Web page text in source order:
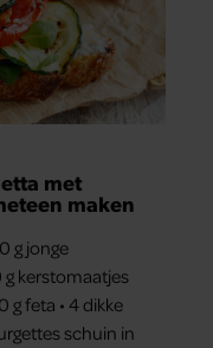
met
maken
g jonge
kerstomaatjes
g feta • 4 dikke
schuin in